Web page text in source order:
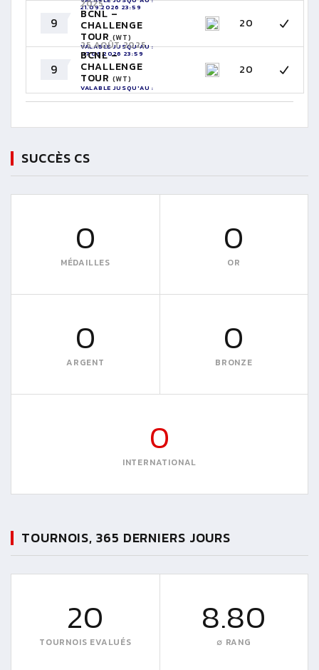
21.09.2026 23:59
9
2025
BCNL –
CHALLENGE
TOUR(WT)
VALABLE JUSQU'AU :
07.09.2026 23:59
20
9
25 AOÛT 2025
BCNL –
CHALLENGE
TOUR (WT)
VALABLE JUSQU'AU :
24.08.2026 23:59
20
SUCCÈS CS
0
MÉDAILLES
0
OR
0
ARGENT
0
BRONZE
0
INTERNATIONAL
TOURNOIS, 365 DERNIERS JOURS
20
TOURNOIS EVALUÉS
8.80
∅ RANG